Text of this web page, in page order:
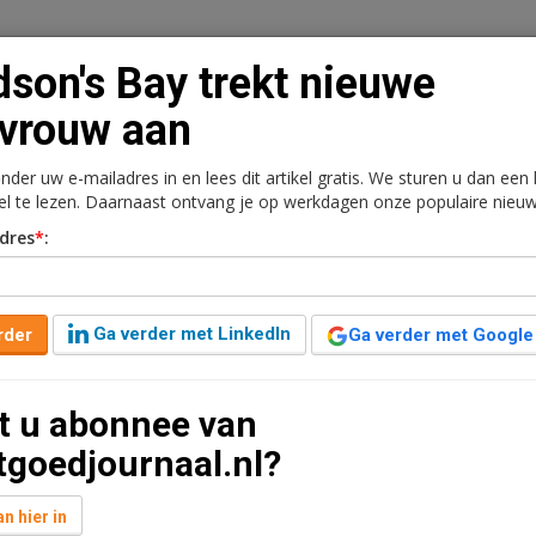
Vacaturebank Contact Abonnementen
topvrouw aan
van Hudson's Bay Company, het
OFF 5th. Foulkes was hiervoor werkzaam bij
Bay trekt nieuwe
aan
uw e-mailadres in en lees dit artikel gratis. We sturen u dan een
te lezen. Daarnaast ontvang je op werkdagen onze populaire
*:
Ga verder met LinkedIn Ga verder met Google
u abonnee van
hier in